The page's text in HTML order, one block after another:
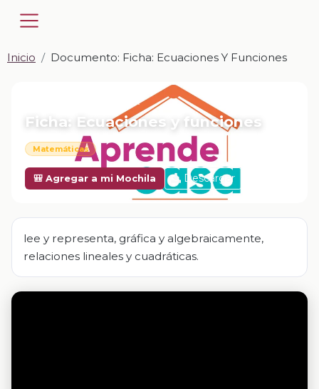
Inicio Documento: Ficha: Ecuaciones Y Funciones
📎 DOCUMENTO · DOCX
Ficha: Ecuaciones y funciones
Matemáticas
🎒 Agregar a mi Mochila Descargar
lee y representa, gráfica y algebraicamente,
relaciones lineales y cuadráticas.